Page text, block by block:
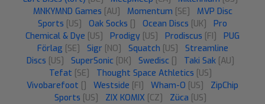
MNKYMND Games [AU] Momentum [SE]
MVP Disc
Sports [US] Oak Socks [] Ocean Discs [UK]
Pro
Chemical & Dye [US] Prodigy [US] Prodiscus [FI]
PUG
Förlag [SE] Sigr [NO] Squatch [US]
Streamline
Discs [US] SuperSonic [DK] Swedisc [] Taki Sak [AU]
Tefat [SE] Thought Space Athletics [US]
Vivobarefoot [] Westside [FI] Wham-O [US]
ZipChip
Sports [US] ZIX KOMIX [CZ] Züca [US]